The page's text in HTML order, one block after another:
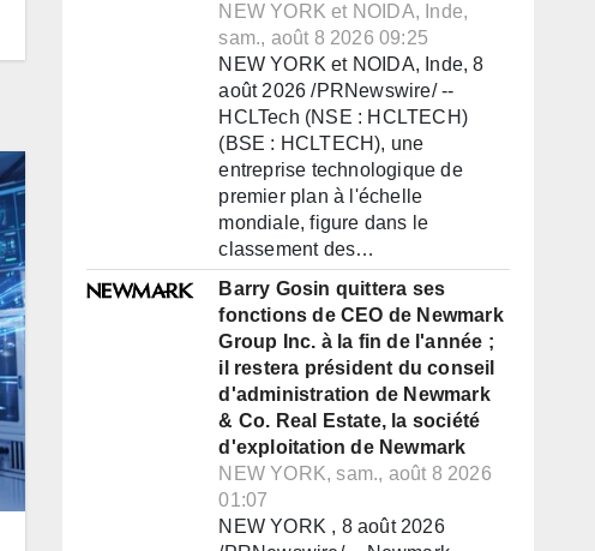
NEW YORK et NOIDA, Inde,
sam., août 8 2026 09:25
NEW YORK et NOIDA, Inde, 8
août 2026 /PRNewswire/ --
HCLTech (NSE : HCLTECH)
(BSE : HCLTECH), une
entreprise technologique de
premier plan à l'échelle
mondiale, figure dans le
classement des…
Barry Gosin quittera ses
fonctions de CEO de Newmark
Group Inc. à la fin de l'année ;
il restera président du conseil
d'administration de Newmark
& Co. Real Estate, la société
d'exploitation de Newmark
NEW YORK, sam., août 8 2026
01:07
NEW YORK , 8 août 2026